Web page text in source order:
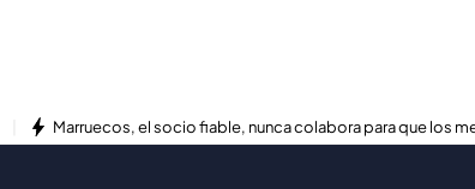
Marruecos, el socio fiable, nunca colabora para que los